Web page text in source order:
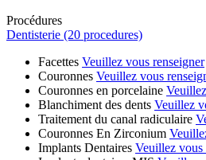
Procédures
Dentisterie (20 procedures)
Facettes Veuillez vous renseigner
Couronnes Veuillez vous
Couronnes en porcelaine
Blanchiment des dents Veuillez
Traitement du canal radiculaire
Couronnes En Zirconium
Implants Dentaires Veuillez vous